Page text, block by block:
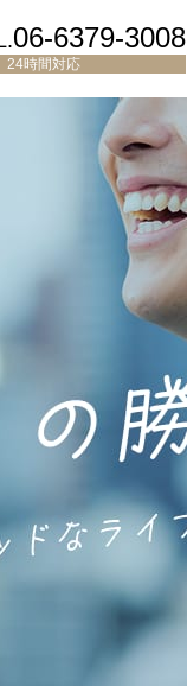
06-6379-3008
24時間対応